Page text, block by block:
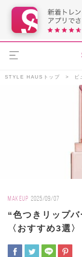
STYLE HAUSトップ ビ
MAKEUP 2025/09/07
“色つきリップ
〈おすすめ3選〉